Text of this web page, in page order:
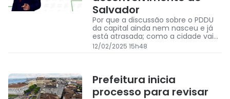
Salvador
Por que a discussão sobre o PDDU
da capital ainda nem nasceu e já
está atrasada; como a cidade vai
evoluir se ainda não temos um
consenso sobre o que ela quer ser
12/02/2025 15h48
Prefeitura inicia
processo para revisar